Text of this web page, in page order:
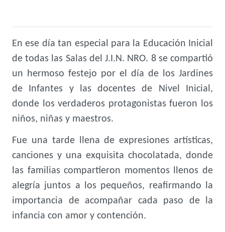
En ese día tan especial para la Educación Inicial
de todas las Salas del J.I.N. NRO. 8 se compartió
un hermoso festejo por el día de los Jardines
de Infantes y las docentes de Nivel Inicial,
donde los verdaderos protagonistas fueron los
niños, niñas y maestros.
Fue una tarde llena de expresiones artísticas,
canciones y una exquisita chocolatada, donde
las familias compartieron momentos llenos de
alegría juntos a los pequeños, reafirmando la
importancia de acompañar cada paso de la
infancia con amor y contención.